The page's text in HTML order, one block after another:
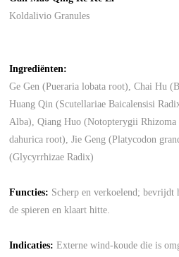
Koldalivio Granules
Ingrediënten:
Ge Gen (Pueraria lobata root), Chai Hu
Huang Qin (Scutellariae Baicalensisi
Alba), Qiang Huo (Notopterygii
dahurica root), Jie Geng (Platycodon
(Glycyrrhizae Radix)
Functies: Scherp en verkoelend; bevrijdt
de spieren en klaart hitte.
Indicaties: Externe wind-koude die is